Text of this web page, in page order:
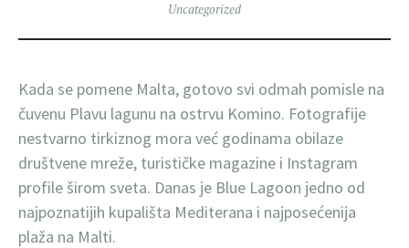
Uncategorized
Kada se pomene Malta, gotovo svi odmah pomisle na
čuvenu Plavu lagunu na ostrvu Komino. Fotografije
nestvarno tirkiznog mora već godinama obilaze
društvene mreže, turističke magazine i Instagram
profile širom sveta. Danas je Blue Lagoon jedno od
najpoznatijih kupališta Mediterana i najposećenija
plaža na Malti.